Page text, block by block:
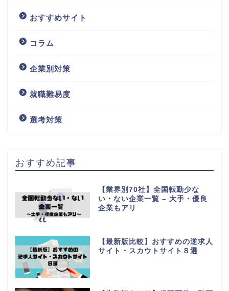
おすすめサイト
コラム
企業別対策
就職難易度
選考対策
おすすめ記事
【業界別70社】全国転勤少な
い・ない企業一覧 – 大手・優良
企業もアリ
【最新版比較】おすすめの逆求人
サイト・スカウトサイト８選